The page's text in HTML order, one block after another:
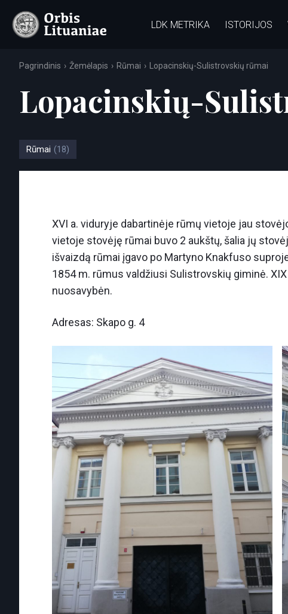
LDK METRIKA ISTORIJOS
Pagrindinis Žemėlapis Rūmai Lopacinskių-Sulistrovskių rūmai
Lopacinskių-
Rūmai (18)
XVI a. viduryje dabartinėje rūmų vietoje jau
vietoje stovėję rūmai buvo 2 aukštų, šalia jų
išvaizdą rūmai įgavo po Martyno Knakfuso
1854 m. rūmus valdžiusi Sulistrovskių giminė.
nuosavybėn.
Adresas: Skapo g. 4